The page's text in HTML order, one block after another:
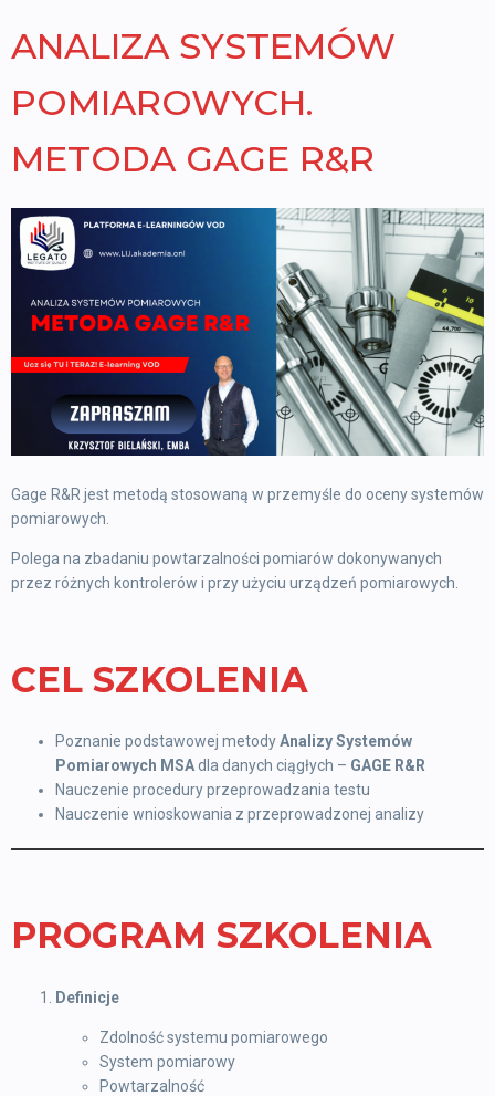
ANALIZA SYSTEMÓW
POMIAROWYCH.
METODA GAGE R&R
Gage R&R jest metodą stosowaną w przemyśle do oceny systemów
pomiarowych.
Polega na zbadaniu powtarzalności pomiarów dokonywanych
przez różnych kontrolerów i przy użyciu urządzeń pomiarowych.
CEL SZKOLENIA
Poznanie podstawowej metodyAnalizy Systemów
Pomiarowych MSAdla danych ciągłych – GAGE R&R
Nauczenie procedury przeprowadzania testu
Nauczenie wnioskowania z przeprowadzonej analizy
PROGRAM SZKOLENIA
Definicje
Zdolność systemu pomiarowego
System pomiarowy
Powtarzalność